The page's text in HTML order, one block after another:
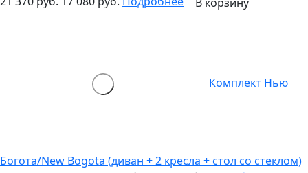
Комплект Нью
Богота/New Bogota (диван + 2 кресла + стол со стеклом)